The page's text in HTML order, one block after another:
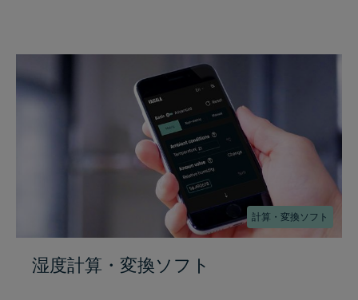
計算・変換ソフト
湿度計算・変換ソフト